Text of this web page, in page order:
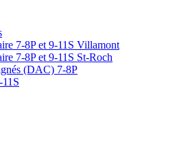
7-8P et 9-11S Villamont
7-8P et 9-11S St-Roch
(DAC) 7-8P
11S